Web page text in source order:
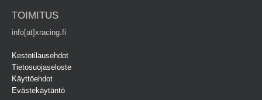
TOIMITUS
info[at]xracing.fi
Kestotilausehdot
Tietosuojaseloste
Käyttöehdot
Evästekäytäntö